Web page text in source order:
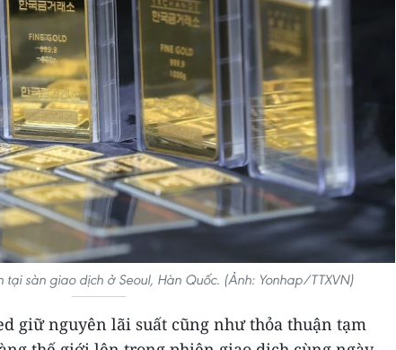
sàn giao dịch ở Seoul, Hàn Quốc. (Ảnh: Yonhap/TTXVN)
giữ nguyên lãi suất cũng như thỏa thuận tạm